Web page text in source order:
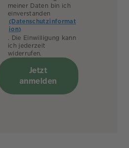
meiner Daten bin ich
einverstanden
(Datenschutzinformat
ion)
. Die Einwilligung kann
ich jederzeit
widerrufen.
Jetzt
anmelden